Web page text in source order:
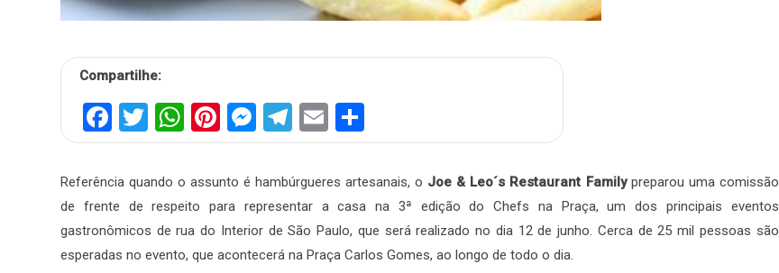
Compartilhe:
Facebook
Twitter
WhatsApp
Pinterest
Messenger
Telegram
Email
Referência quando o assunto é hambúrgueres artesanais, o Joe & Leo´s Restaurant Familypreparou uma comissão
de frente de respeito para representar a casa na 3ª edição do Chefs na Praça, um dos principais eventos
gastronômicos de rua do Interior de São Paulo, que será realizado no dia 12 de junho. Cerca de 25 mil pessoas são
esperadas no evento, que acontecerá na Praça Carlos Gomes, ao longo de todo o dia.